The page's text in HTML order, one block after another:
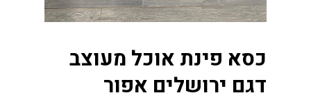
כסא פינת אוכל מעוצב
דגם ירושלים אפור